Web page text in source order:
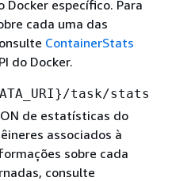
Docker específico. Para
cada uma das
ContainerStats
do Docker.
task/stats
de estatísticas do
associados à
sobre cada
consulte